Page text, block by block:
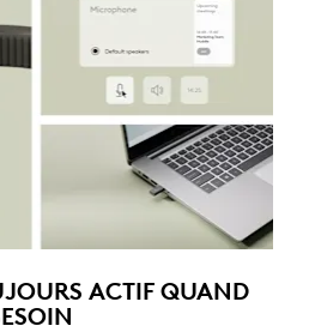
ACTIF QUAND